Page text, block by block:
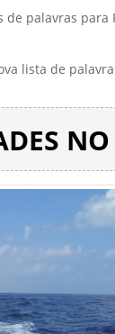
de palavras para
lista de